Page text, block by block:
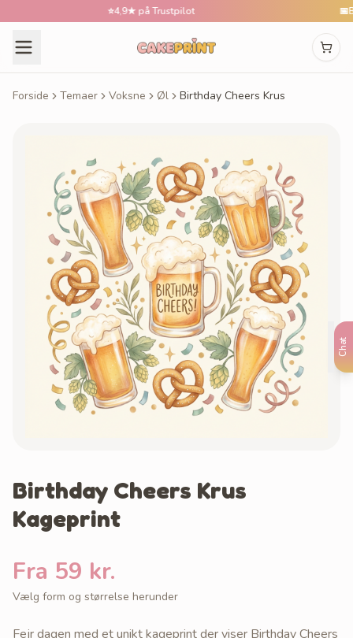
Chat
4,9★ på Trustpilot
Forside Temaer Voksne Øl Birthday Cheers Krus
Birthday Cheers Krus
Kageprint
Fra 59 kr.
Vælg form og størrelse herunder
Fejr dagen med et unikt kageprint der viser Birthday Cheers